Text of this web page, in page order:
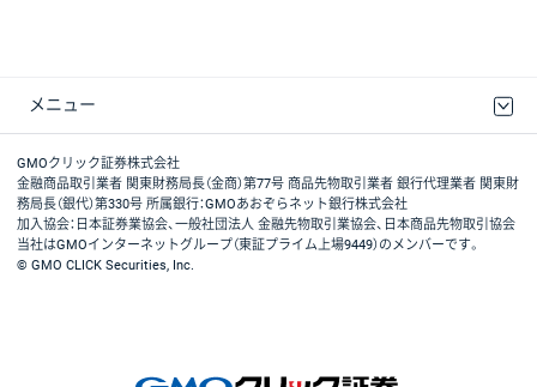
メニュー
取引規程・約款
最良執行方針
ディスクレイマー
リスク説明
GMOクリック証券ホームページ
GMOクリック証券株式会社
金融商品取引業者 関東財務局長（金商）第77号 商品先物取引業者 銀行代理業者 関東財
務局長（銀代）第330号 所属銀行：GMOあおぞらネット銀行株式会社
加入協会：日本証券業協会、一般社団法人 金融先物取引業協会、日本商品先物取引協会
当社はGMOインターネットグループ（東証プライム上場9449）のメンバーです。
© GMO CLICK Securities, Inc.